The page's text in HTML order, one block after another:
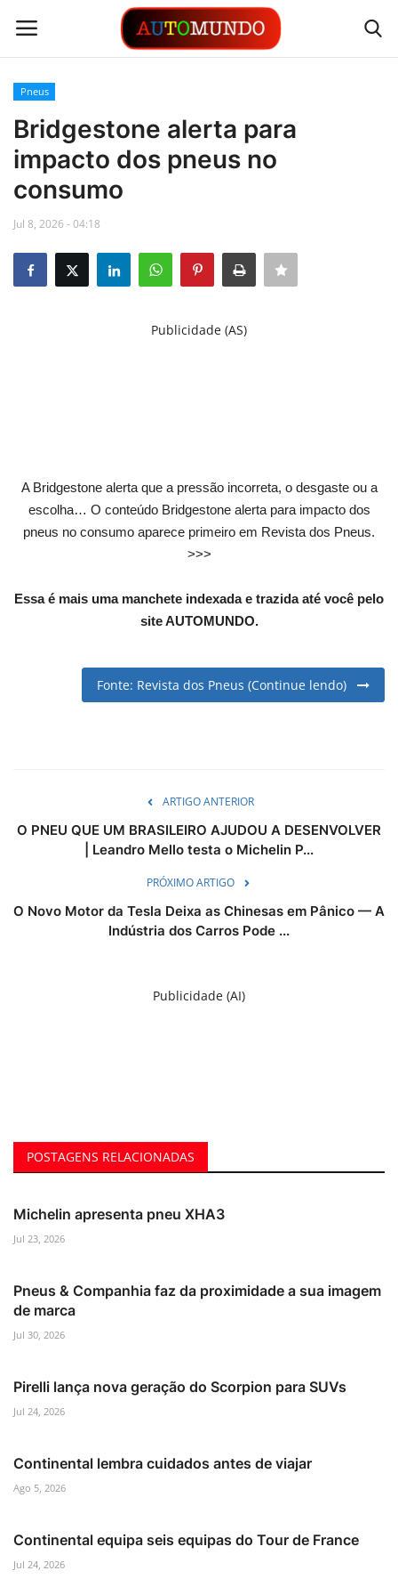
Contato
Links
Busca Direta
Pneus
Bridgestone alerta para
impacto dos pneus no
consumo
Jul 8, 2026 - 04:18
Publicidade (AS)
A Bridgestone alerta que a pressão incorreta, o desgaste ou a
escolha… O conteúdo Bridgestone alerta para impacto dos
pneus no consumo aparece primeiro em Revista dos Pneus.
>>>
Essa é mais uma manchete indexada e trazida até você pelo
site AUTOMUNDO.
Fonte: Revista dos Pneus (Continue lendo)
ARTIGO ANTERIOR
O PNEU QUE UM BRASILEIRO AJUDOU A DESENVOLVER
| Leandro Mello testa o Michelin P...
PRÓXIMO ARTIGO
O Novo Motor da Tesla Deixa as Chinesas em Pânico — A
Indústria dos Carros Pode ...
Publicidade (AI)
POSTAGENS RELACIONADAS
Michelin apresenta pneu XHA3
Jul 23, 2026
Pneus & Companhia faz da proximidade a sua imagem
de marca
Jul 30, 2026
Pirelli lança nova geração do Scorpion para SUVs
Jul 24, 2026
Continental lembra cuidados antes de viajar
Ago 5, 2026
Continental equipa seis equipas do Tour de France
Jul 24, 2026